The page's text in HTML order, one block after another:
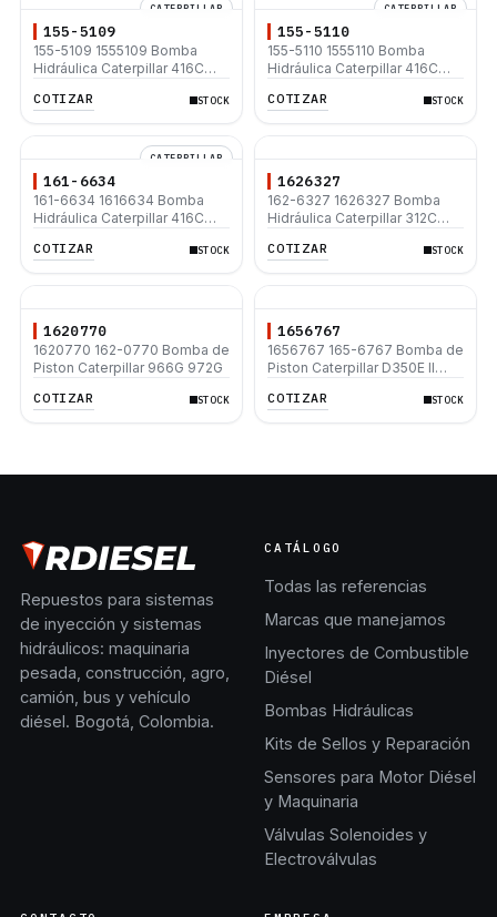
CATERPILLAR
155-5109
155-5109 1555109 Bomba
Hidráulica Caterpillar 416C
COTIZAR STOCK
CATERPILLAR
155-5110
155-5110 1555110 Bomba
Hidráulica Caterpillar 416C
COTIZAR STOCK
CATERPILLAR
161-6634
161-6634 1616634 Bomba
Hidráulica Caterpillar 416C
COTIZAR STOCK
1626327
162-6327 1626327 Bomba
Hidráulica Caterpillar 312C
COTIZAR STOCK
1620770
1620770 162-0770 Bomba de
Piston Caterpillar 966G 972G
COTIZAR
STOCK
1656767
1656767 165-6767 Bomba de
Piston Caterpillar D350E II
COTIZAR STOCK
Repuestos para sistemas
de inyección y sistemas
hidráulicos: maquinaria
pesada, construcción, agro,
camión, bus y vehículo
diésel. Bogotá, Colombia.
CATÁLOGO
Todas las referencias
Marcas que manejamos
Inyectores de Combustible
Diésel
Bombas Hidráulicas
Kits de Sellos y Reparación
Sensores para Motor Diésel
y Maquinaria
Válvulas Solenoides y
Electroválvulas